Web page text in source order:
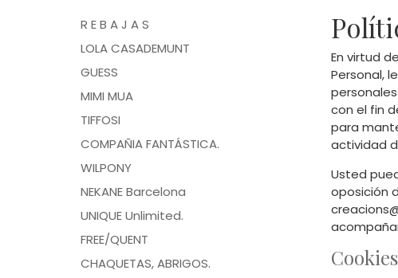
R E B A J A S
LOLA CASADEMUNT
GUESS
MIMI MUA
TIFFOSI
COMPAÑIA FANTÁSTICA.
WILPONY
NEKANE Barcelona
UNIQUE Unlimited.
FREE/QUENT
CHAQUETAS, ABRIGOS.
En virtud
Personal,
con el fin
para
actividad
Usted
oposición
Cookies